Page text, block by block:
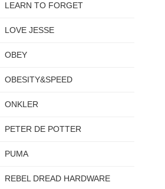
LEARN TO FORGET
LOVE JESSE
OBEY
OBESITY&SPEED
ONKLER
PETER DE POTTER
PUMA
REBEL DREAD HARDWARE